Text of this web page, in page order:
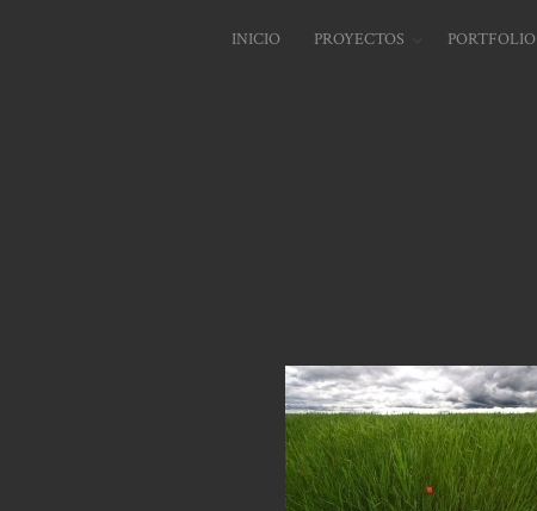
INICIO PROYECTOS PORTFOLIO